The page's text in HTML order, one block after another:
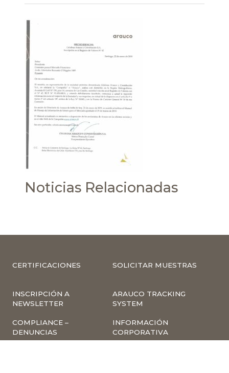
Noticias Relacionadas
CERTIFICACIONES SOLICITAR MUESTRAS
INSCRIPCIÓN A
NEWSLETTER
ARAUCO TRACKING
SYSTEM
COMPLIANCE –
DENUNCIAS
INFORMACIÓN
CORPORATIVA